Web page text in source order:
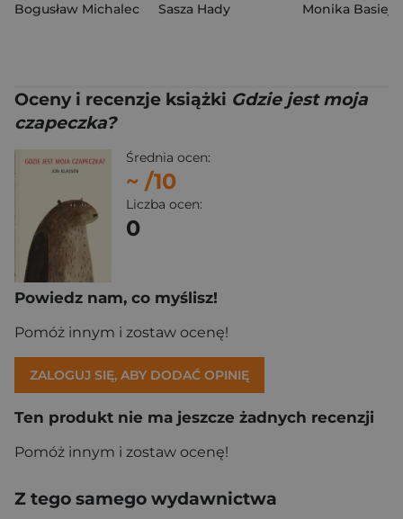
Bogusław Michalec
Sasza Hady
Monika
Oceny i recenzje książki Gdzie jest moja
czapeczka?
Średnia ocen:
~ /10
Liczba ocen:
0
Powiedz nam, co myślisz!
Pomóż innym i zostaw ocenę!
ZALOGUJ SIĘ, ABY DODAĆ OPINIĘ
Ten produkt nie ma jeszcze żadnych recenzji
Pomóż innym i zostaw ocenę!
Z tego samego wydawnictwa